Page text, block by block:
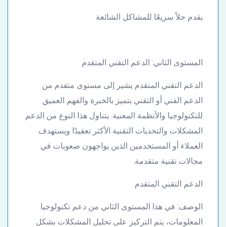
يقدم حلاً سريعًا للمشاكل الشائعة
المستوى الثاني: الدعم التقني المتقدم
الدعم التقني المتقدم يشير إلى مستوى متقدم من
الدعم الفني أو التقني يتميز بالخبرة والفهم العميق
للتكنولوجيا والأنظمة المعنية. يتناول هذا النوع من الدعم
المشكلات والتحديات التقنية الأكثر تعقيدًا ويستهدف
العملاء أو المستخدمين الذين يواجهون صعوبات في
مجالات تقنية متقدمة.
الدعم التقني المتقدم
الوصف: في هذا المستوى الثاني من دعم تكنولوجيا
المعلومات، يتم التركيز على تحليل المشكلات بشكل